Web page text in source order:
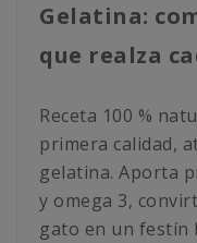
Gelatina:
que realza
Receta 100 %
primera calidad,
gelatina. Aporta
y omega 3,
gato en un